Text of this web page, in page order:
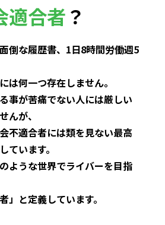
適合者？
倒な履歴書、1日8時間労働週5
は何一つ存在しません。
事が苦痛でない人には厳しい
んが、
不適合者には類を見ない最高
ています。
ような世界でライバーを目指
」と定義しています。